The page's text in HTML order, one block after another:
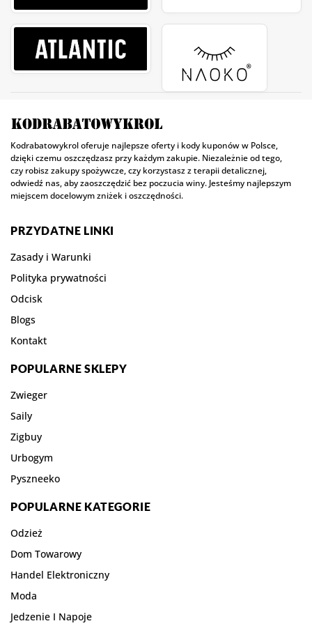
Kodrabatowykrol oferuje najlepsze oferty i kody kuponów w Polsce,
dzięki czemu oszczędzasz przy każdym zakupie. Niezależnie od tego,
czy robisz zakupy spożywcze, czy korzystasz z terapii detalicznej,
odwiedź nas, aby zaoszczędzić bez poczucia winy. Jesteśmy najlepszym
miejscem docelowym zniżek i oszczędności.
PRZYDATNE LINKI
Zasady i Warunki
Polityka prywatności
Odcisk
Blogs
Kontakt
POPULARNE SKLEPY
Zwieger
Saily
Zigbuy
Urbogym
Pyszneeko
POPULARNE KATEGORIE
Odzież
Dom Towarowy
Handel Elektroniczny
Moda
Jedzenie I Napoje